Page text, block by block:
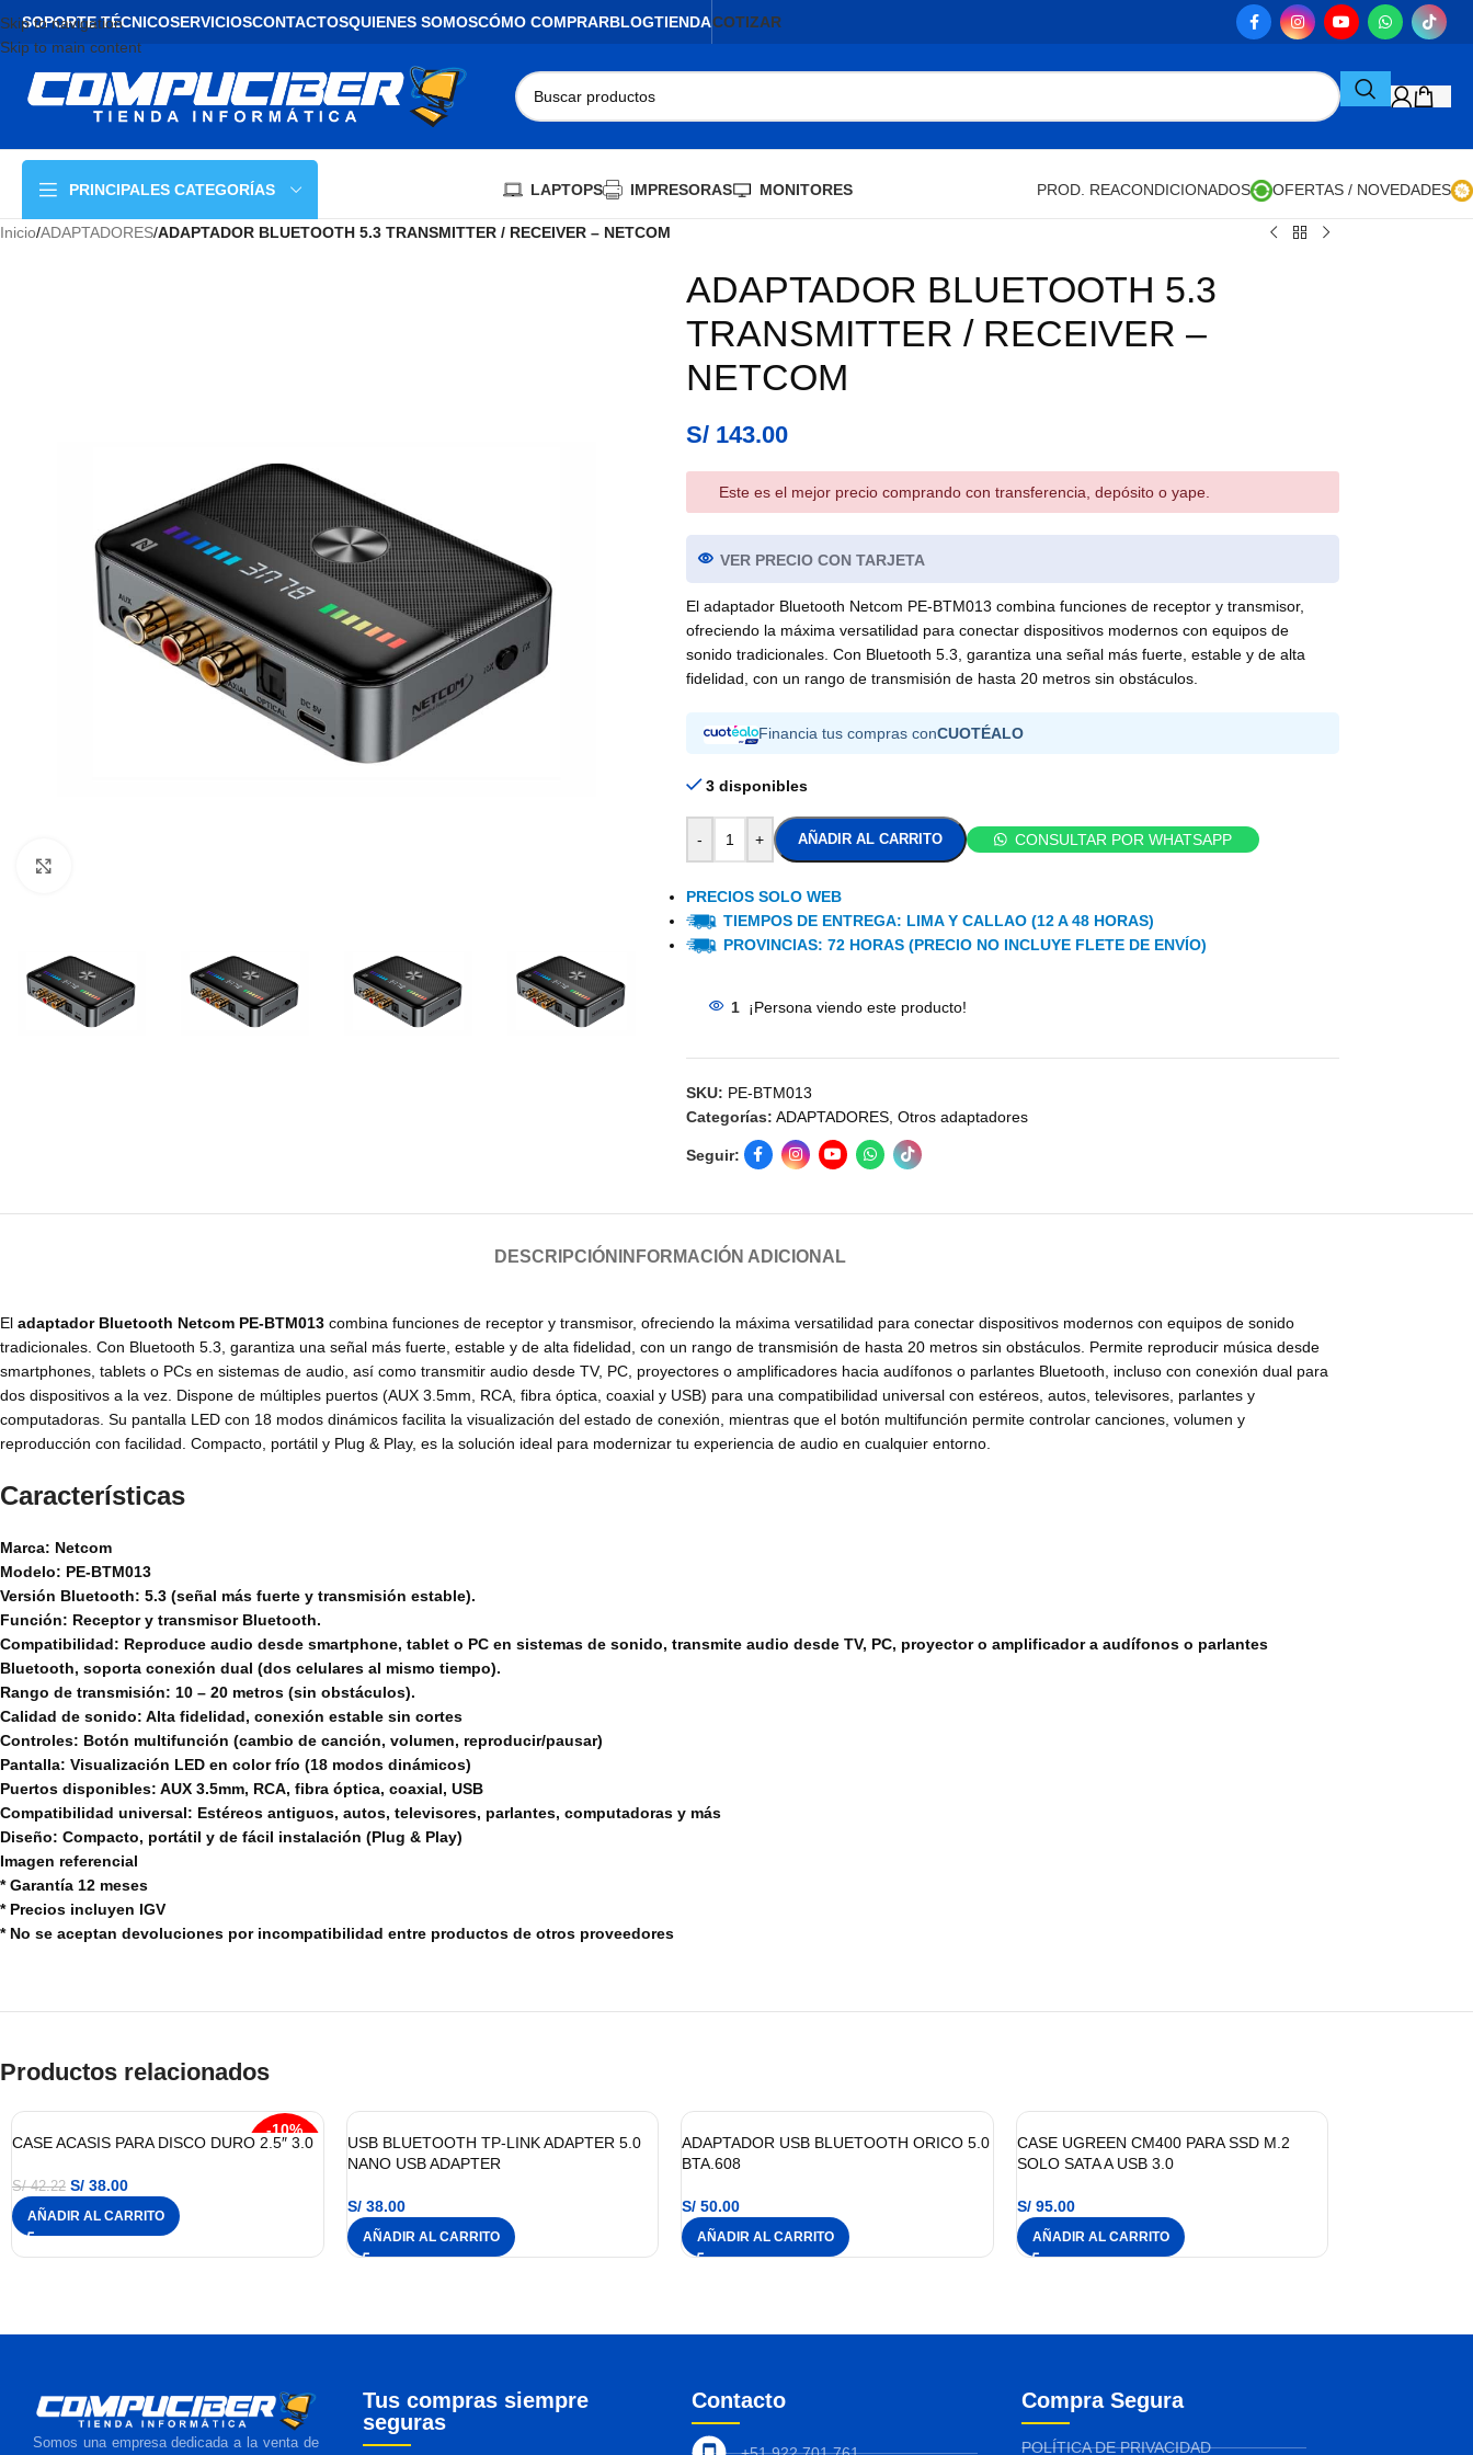
Skip to navigation
Skip to main content
SOPORTE TÉCNICOSERVICIOSCONTACTOSQUIENES SOMOSCÓMO COMPRARBLOGTIENDACOTIZAR
PRINCIPALES CATEGORÍAS LAPTOPS IMPRESORAS MONITORES PROD. REACONDICIONADOS OFERTAS / NOVEDADES
Inicio/ADAPTADORES/ADAPTADOR BLUETOOTH 5.3 TRANSMITTER / RECEIVER – NETCOM
ADAPTADOR BLUETOOTH 5.3
TRANSMITTER / RECEIVER –
NETCOM
S/143.00
Este es el mejor precio comprando con transferencia, depósito o yape.
VER PRECIO CON TARJETA
El adaptador Bluetooth Netcom PE-BTM013 combina funciones de receptor y transmisor,
ofreciendo la máxima versatilidad para conectar dispositivos modernos con equipos de
sonido tradicionales. Con Bluetooth 5.3, garantiza una señal más fuerte, estable y de alta
fidelidad, con un rango de transmisión de hasta 20 metros sin obstáculos.
Financia tus compras conCUOTÉALO
3 disponibles
- + AÑADIR AL CARRITO CONSULTAR POR WHATSAPP
PRECIOS SOLO WEB
TIEMPOS DE ENTREGA: LIMA Y CALLAO (12 A 48 HORAS)
PROVINCIAS: 72 HORAS (PRECIO NO INCLUYE FLETE DE ENVÍO)
1 ¡Persona viendo este producto!
SKU: PE-BTM013
Categorías: ADAPTADORES, Otros adaptadores
Seguir:
DESCRIPCIÓN INFORMACIÓN ADICIONAL
El adaptador Bluetooth Netcom PE-BTM013 combina funciones de receptor y transmisor, ofreciendo la máxima versatilidad para conectar dispositivos modernos con equipos de sonido
tradicionales. Con Bluetooth 5.3, garantiza una señal más fuerte, estable y de alta fidelidad, con un rango de transmisión de hasta 20 metros sin obstáculos. Permite reproducir música desde
smartphones, tablets o PCs en sistemas de audio, así como transmitir audio desde TV, PC, proyectores o amplificadores hacia audífonos o parlantes Bluetooth, incluso con conexión dual para
dos dispositivos a la vez. Dispone de múltiples puertos (AUX 3.5mm, RCA, fibra óptica, coaxial y USB) para una compatibilidad universal con estéreos, autos, televisores, parlantes y
computadoras. Su pantalla LED con 18 modos dinámicos facilita la visualización del estado de conexión, mientras que el botón multifunción permite controlar canciones, volumen y
reproducción con facilidad. Compacto, portátil y Plug & Play, es la solución ideal para modernizar tu experiencia de audio en cualquier entorno.
Características
Marca: Netcom
Modelo: PE-BTM013
Versión Bluetooth: 5.3 (señal más fuerte y transmisión estable).
Función: Receptor y transmisor Bluetooth.
Compatibilidad: Reproduce audio desde smartphone, tablet o PC en sistemas de sonido, transmite audio desde TV, PC, proyector o amplificador a audífonos o parlantes
Bluetooth, soporta conexión dual (dos celulares al mismo tiempo).
Rango de transmisión: 10 – 20 metros (sin obstáculos).
Calidad de sonido: Alta fidelidad, conexión estable sin cortes
Controles: Botón multifunción (cambio de canción, volumen, reproducir/pausar)
Pantalla: Visualización LED en color frío (18 modos dinámicos)
Puertos disponibles: AUX 3.5mm, RCA, fibra óptica, coaxial, USB
Compatibilidad universal: Estéreos antiguos, autos, televisores, parlantes, computadoras y más
Diseño: Compacto, portátil y de fácil instalación (Plug & Play)
Imagen referencial
* Garantía 12 meses
* Precios incluyen IGV
* No se aceptan devoluciones por incompatibilidad entre productos de otros proveedores
Productos relacionados
-10%
CASE ACASIS PARA DISCO DURO 2.5″ 3.0
S/42.22 S/ 38.00
AÑADIR AL CARRITO
USB BLUETOOTH TP-LINK ADAPTER 5.0
NANO USB ADAPTER
S/38.00
AÑADIR AL CARRITO
ADAPTADOR USB BLUETOOTH ORICO 5.0
BTA.608
S/ 50.00
AÑADIR AL CARRITO
CASE UGREEN CM400 PARA SSD M.2
SOLO SATA A USB 3.0
S/95.00
AÑADIR AL CARRITO
Somos una empresa dedicada a la venta de
Tus compras siempre
seguras
Contacto Compra Segura
POLÍTICA DE PRIVACIDAD